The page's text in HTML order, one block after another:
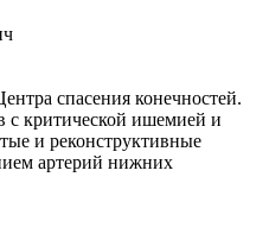
спасения конечностей.
с критической ишемией и
и реконструктивные
артерий нижних